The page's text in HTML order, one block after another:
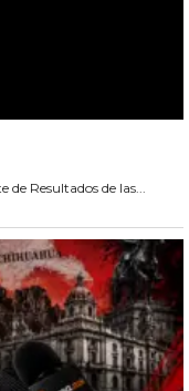
de Resultados de las...